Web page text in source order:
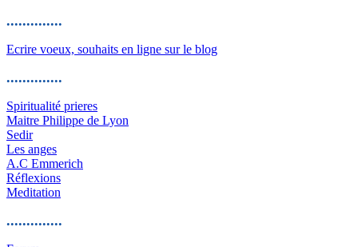
..............
Ecrire voeux, souhaits en ligne sur le blog
..............
Spiritualité prieres
Maitre Philippe de Lyon
Sedir
Les anges
A.C Emmerich
Réflexions
Meditation
..............